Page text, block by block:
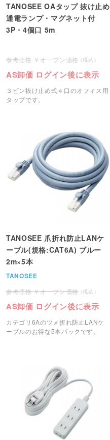
TANOSEE OAタップ 抜け止め
通電ランプ・マグネット付
3P・4個口 5m
オープン価格
AS卸価 ログイン後に表示
３ピン抜け止め式４口のオフィス用
タップです。
TANOSEE 爪折れ防止LANケ
ーブル(規格:CAT6A) ブルー
2m×5本
TANOSEE
オープン価格
AS卸価 ログイン後に表示
カテゴリ6Aのツメ折れ防止LANケ
ーブルのお得な5本パックです。